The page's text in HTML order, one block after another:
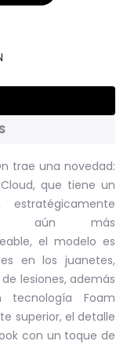
trae una novedad:
que tiene un
aún más
el modelo es
en los juanetes,
lesiones, además
Foam
superior, el detalle
con un toque de